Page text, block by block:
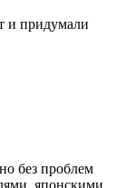
и придумали
без проблем
японскими